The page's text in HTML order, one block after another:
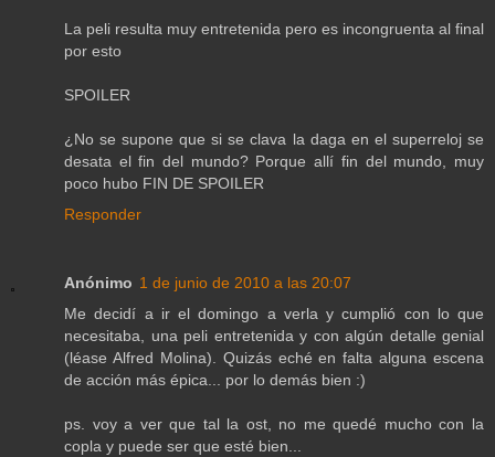
La peli resulta muy entretenida pero es incongruenta al final
por esto
SPOILER
¿No se supone que si se clava la daga en el superreloj se
desata el fin del mundo? Porque allí fin del mundo, muy
poco hubo FIN DE SPOILER
Responder
Anónimo 1 de junio de 2010 a las 20:07
Me decidí a ir el domingo a verla y cumplió con lo que
necesitaba, una peli entretenida y con algún detalle genial
(léase Alfred Molina). Quizás eché en falta alguna escena
de acción más épica... por lo demás bien :)
ps. voy a ver que tal la ost, no me quedé mucho con la
copla y puede ser que esté bien...